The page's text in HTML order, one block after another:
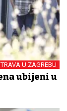
U ZAGREBU
ubijeni u